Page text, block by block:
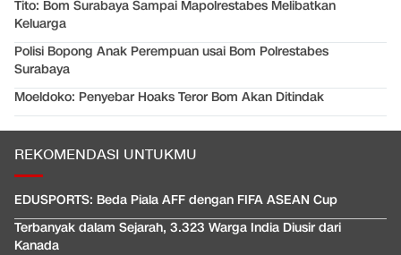
Tito: Bom Surabaya Sampai Mapolrestabes Melibatkan
Keluarga
Polisi Bopong Anak Perempuan usai Bom Polrestabes
Surabaya
Moeldoko: Penyebar Hoaks Teror Bom Akan Ditindak
REKOMENDASI UNTUKMU
EDUSPORTS: Beda Piala AFF dengan FIFA ASEAN Cup
Terbanyak dalam Sejarah, 3.323 Warga India Diusir dari
Kanada